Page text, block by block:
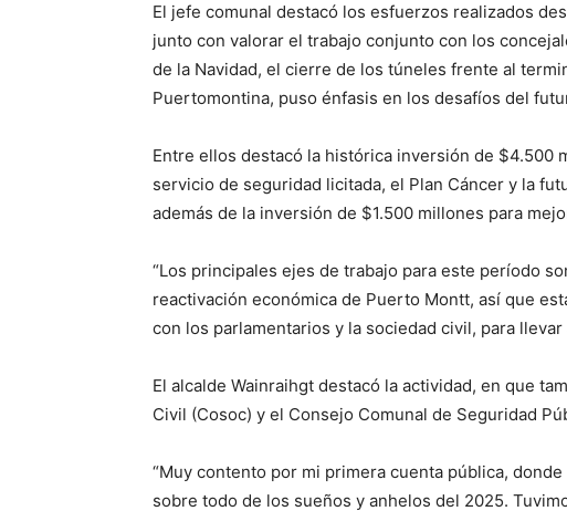
El jefe comunal destacó los esfuerzos realizados
junto con valorar el trabajo conjunto con los
de la Navidad, el cierre de los túneles frente al
Puertomontina, puso énfasis en los desafíos del
Entre ellos destacó la histórica inversión de $4.500
servicio de seguridad licitada, el Plan Cáncer y la
además de la inversión de $1.500 millones para
“Los principales ejes de trabajo para este período
reactivación económica de Puerto Montt, así que
con los parlamentarios y la sociedad civil, para
El alcalde Wainraihgt destacó la actividad, en que
Civil (Cosoc) y el Consejo Comunal de Seguridad
“Muy contento por mi primera cuenta pública,
sobre todo de los sueños y anhelos del 2025.